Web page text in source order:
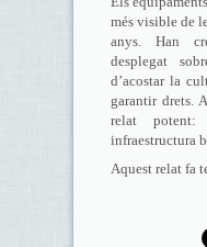
més visible de
anys. Han
desplegat
d’acostar la
garantir drets.
relat
infraestructura
Aquest relat fa